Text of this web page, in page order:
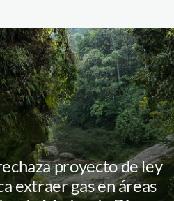
proyecto de ley
extraer gas en áreas